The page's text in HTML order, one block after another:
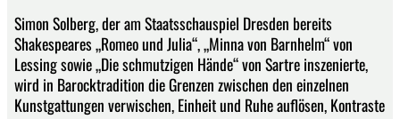
Simon Solberg, der am Staatsschauspiel Dresden bereits
Shakespeares „Romeo und Julia“, „Minna von Barnhelm“ von
Lessing sowie „Die schmutzigen Hände“ von Sartre inszenierte,
wird in Barocktradition die Grenzen zwischen den einzelnen
Kunstgattungen verwischen, Einheit und Ruhe auflösen, Kontraste